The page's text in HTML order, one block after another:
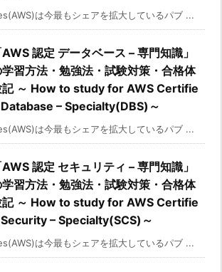
は今最もシェアを拡大しているパブ ...
AWS 認定 データベース – 専門知識」
習方法・勉強法・試験対策・合格体
記 ～ How to study for AWS Certifie
– Specialty(DBS)～
は今最もシェアを拡大しているパブ ...
AWS 認定 セキュリティ – 専門知識」
習方法・勉強法・試験対策・合格体
記 ～ How to study for AWS Certifie
– Specialty(SCS)～
は今最もシェアを拡大しているパブ ...